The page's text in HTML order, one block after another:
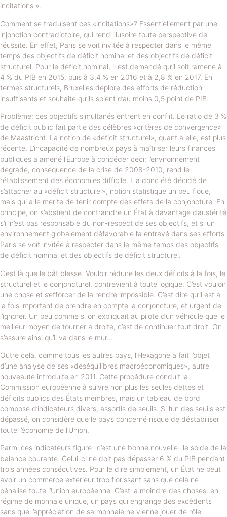
incitations ».
Comment se traduisent ces «incitations»? Essentiellement par une
injonction contradictoire, qui rend illusoire toute perspective de
réussite. En effet, Paris se voit invitée à respecter dans le même
temps des objectifs de déficit nominal et des objectifs de déficit
structurel. Pour le déficit nominal, il est demandé qu’il soit ramené à
4 % du PIB en 2015, puis à 3,4 % en 2016 et à 2,8 % en 2017. En
termes structurels, Bruxelles déplore des efforts de réduction
insuffisants et souhaite qu’ils soient d’au moins 0,5 point de PIB.
Problème: ces objectifs simultanés entrent en conflit. Le ratio de 3 %
de déficit public fait partie des célèbres «critères de convergence»
de Maastricht. La notion de «déficit structurel», quant à elle, est plus
récente. L’incapacité de nombreux pays à maîtriser leurs finances
publiques a amené l’Europe à concéder ceci: l’environnement
dégradé, conséquence de la crise de 2008-2010, rend le
rétablissement des économies difficile. Il a donc été décidé de
s’attacher au «déficit structurel», notion statistique un peu floue,
mais qui a le mérite de tenir compte des effets de la conjoncture. En
principe, on s’abstient de contraindre un État à davantage d’austérité
s’il n’est pas responsable du non-respect de ses objectifs, et si un
environnement globalement défavorable l’a entravé dans ses efforts.
Paris se voit invitée à respecter dans le même temps des objectifs
de déficit nominal et des objectifs de déficit structurel.
C’est là que le bât blesse. Vouloir réduire les deux déficits à la fois, le
structurel et le conjoncturel, contrevient à toute logique. C’est vouloir
une chose et s’efforcer de la rendre impossible. C’est dire qu’il est à
la fois important de prendre en compte la conjoncture, et urgent de
l’ignorer. Un peu comme si on expliquait au pilote d’un véhicule que le
meilleur moyen de tourner à droite, c’est de continuer tout droit. On
s’assure ainsi qu’il va dans le mur…
Outre cela, comme tous les autres pays, l’Hexagone a fait l’objet
d’une analyse de ses «déséquilibres macroéconomiques», autre
nouveauté introduite en 2011. Cette procédure conduit la
Commission européenne à suivre non plus les seules dettes et
déficits publics des États membres, mais un tableau de bord
composé d’indicateurs divers, assortis de seuils. Si l’un des seuils est
dépassé, on considère que le pays concerné risque de déstabiliser
toute l’économie de l’Union.
Parmi ces indicateurs figure -c’est une bonne nouvelle- le solde de la
balance courante. Celui-ci ne doit pas dépasser 6 % du PIB pendant
trois années consécutives. Pour le dire simplement, un État ne peut
avoir un commerce extérieur trop florissant sans que cela ne
pénalise toute l’Union européenne. C’est la moindre des choses: en
régime de monnaie unique, un pays qui engrange des excédents
sans que l’appréciation de sa monnaie ne vienne jouer de rôle